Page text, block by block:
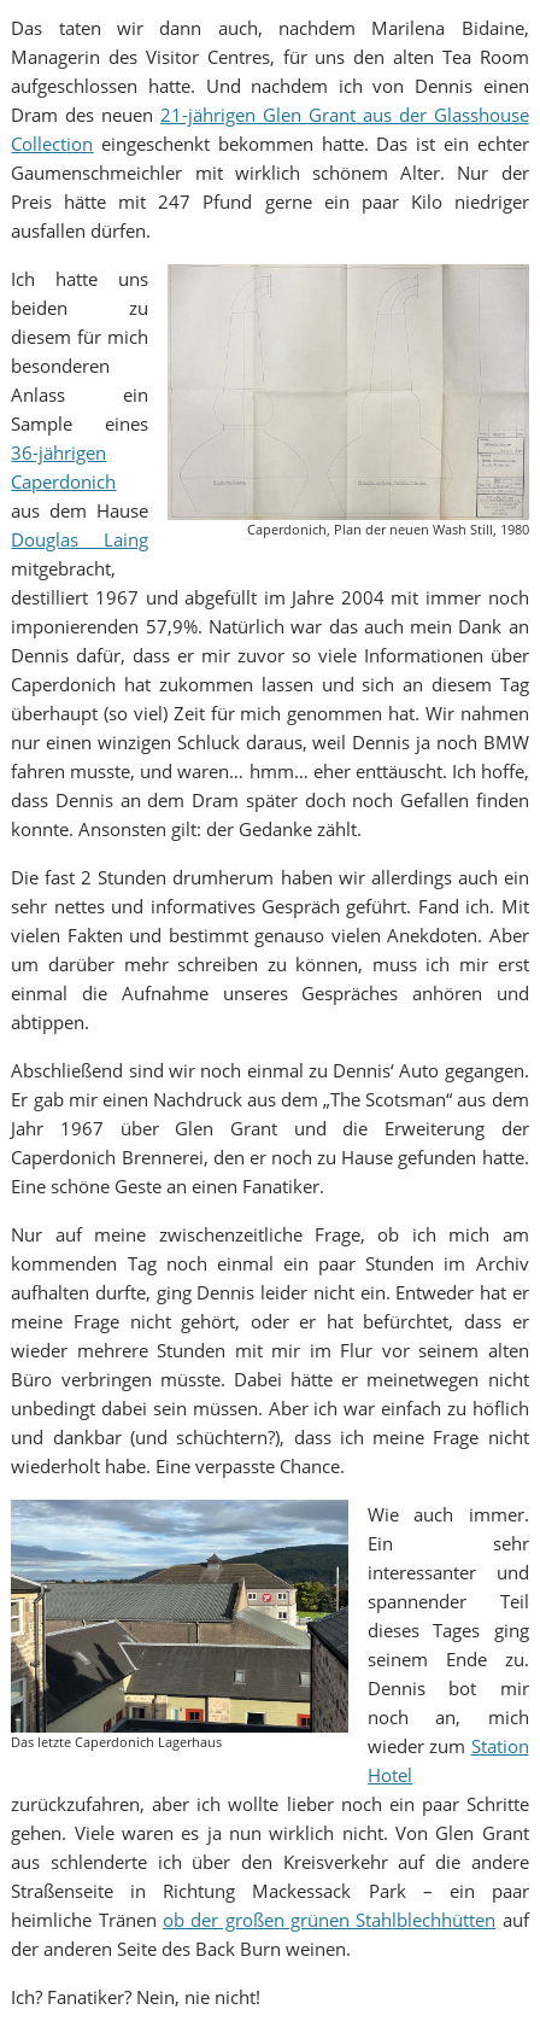
Das taten wir dann auch, nachdem Marilena Bidaine,
Managerin des Visitor Centres, für uns den alten Tea Room
aufgeschlossen hatte. Und nachdem ich von Dennis einen
Dram des neuen 21-jährigen Glen Grant aus der Glasshouse
Collection eingeschenkt bekommen hatte. Das ist ein echter
Gaumenschmeichler mit wirklich schönem Alter. Nur der
Preis hätte mit 247 Pfund gerne ein paar Kilo niedriger
ausfallen dürfen.
Caperdonich, Plan der neuen Wash Still, 1980
Ich hatte uns
beiden zu
diesem für mich
besonderen
Anlass ein
Sample eines
36-jährigen
Caperdonich
aus dem Hause
Douglas Laing
mitgebracht,
destilliert 1967 und abgefüllt im Jahre 2004 mit immer noch
imponierenden 57,9%. Natürlich war das auch mein Dank an
Dennis dafür, dass er mir zuvor so viele Informationen über
Caperdonich hat zukommen lassen und sich an diesem Tag
überhaupt (so viel) Zeit für mich genommen hat. Wir nahmen
nur einen winzigen Schluck daraus, weil Dennis ja noch BMW
fahren musste, und waren… hmm… eher enttäuscht. Ich hoffe,
dass Dennis an dem Dram später doch noch Gefallen finden
konnte. Ansonsten gilt: der Gedanke zählt.
Die fast 2 Stunden drumherum haben wir allerdings auch ein
sehr nettes und informatives Gespräch geführt. Fand ich. Mit
vielen Fakten und bestimmt genauso vielen Anekdoten. Aber
um darüber mehr schreiben zu können, muss ich mir erst
einmal die Aufnahme unseres Gespräches anhören und
abtippen.
Abschließend sind wir noch einmal zu Dennis‘ Auto gegangen.
Er gab mir einen Nachdruck aus dem „The Scotsman“ aus dem
Jahr 1967 über Glen Grant und die Erweiterung der
Caperdonich Brennerei, den er noch zu Hause gefunden hatte.
Eine schöne Geste an einen Fanatiker.
Nur auf meine zwischenzeitliche Frage, ob ich mich am
kommenden Tag noch einmal ein paar Stunden im Archiv
aufhalten durfte, ging Dennis leider nicht ein. Entweder hat er
meine Frage nicht gehört, oder er hat befürchtet, dass er
wieder mehrere Stunden mit mir im Flur vor seinem alten
Büro verbringen müsste. Dabei hätte er meinetwegen nicht
unbedingt dabei sein müssen. Aber ich war einfach zu höflich
und dankbar (und schüchtern?), dass ich meine Frage nicht
wiederholt habe. Eine verpasste Chance.
Das letzte Caperdonich Lagerhaus
Wie auch immer.
Ein sehr
interessanter und
spannender Teil
dieses Tages ging
seinem Ende zu.
Dennis bot mir
noch an, mich
wieder zum Station
Hotel
zurückzufahren, aber ich wollte lieber noch ein paar Schritte
gehen. Viele waren es ja nun wirklich nicht. Von Glen Grant
aus schlenderte ich über den Kreisverkehr auf die andere
Straßenseite in Richtung Mackessack Park – ein paar
heimliche Tränenob der großen grünen Stahlblechhütten auf
der anderen Seite des Back Burn weinen.
Ich? Fanatiker? Nein, nie nicht!